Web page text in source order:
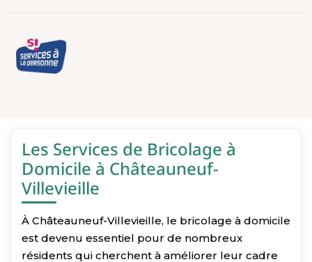
Les Services de Bricolage à
Domicile à Châteauneuf-
Villevieille
À Châteauneuf-Villevieille, le bricolage à domicile
est devenu essentiel pour de nombreux
résidents qui cherchent à améliorer leur cadre